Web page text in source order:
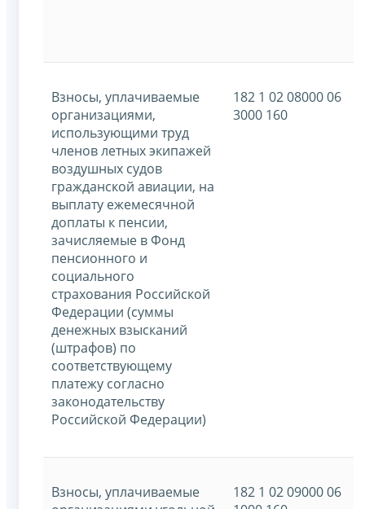
Взносы, уплачиваемые
организациями,
использующими труд
членов летных экипажей
воздушных судов
гражданской авиации, на
выплату ежемесячной
доплаты к пенсии,
зачисляемые в Фонд
пенсионного и
социального
страхования Российской
Федерации (суммы
денежных взысканий
(штрафов) по
соответствующему
платежу согласно
законодательству
Российской Федерации)
182 1 02 08000 06
3000 160
Взносы, уплачиваемые
182 1 02 09000 06